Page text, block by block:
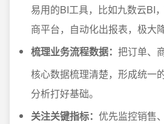
易用的BI工具，比如九数云BI
商平台，自动化出报表，极大
梳理业务流程数据： 把订单、
核心数据梳理清楚，形成统一
分析打好基础。
关注关键指标： 优先监控销售